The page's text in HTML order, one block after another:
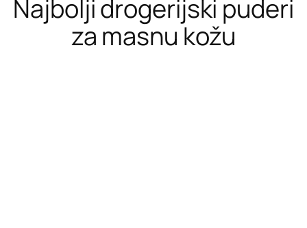
Najbolji drogerijski puderi
za masnu kožu